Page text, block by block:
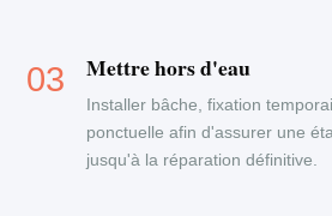
Mettre hors d'eau
Installer bâche, fixation
ponctuelle afin d'assurer une
jusqu'à la réparation définitive.